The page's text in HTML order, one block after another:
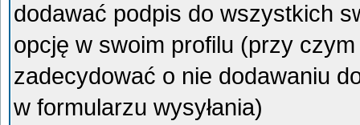
dodawać podpis do wszystkich
opcję w swoim profilu (przy
zadecydować o nie dodawaniu
w formularzu wysyłania)